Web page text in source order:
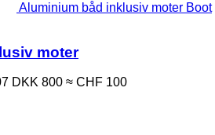
Aluminium båd inklusiv moter Boot
moter
DKK 800 ≈ CHF 100